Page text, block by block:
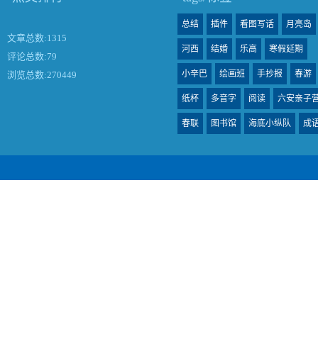
文章总数:1315
评论总数:79
浏览总数:270449
总结 插件 看图写话 月亮岛
河西 结婚 乐高 寒假延期
小辛巴 绘画班 手抄报 春游
纸杯 多音字 阅读 六安亲子
春联 图书馆 海底小纵队 成